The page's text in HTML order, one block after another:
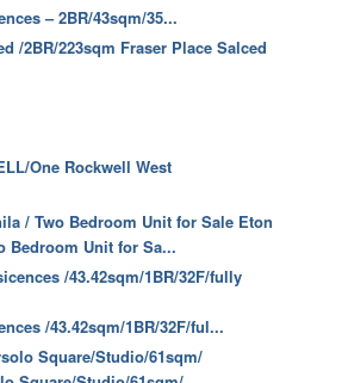
– 2BR/43sqm/35...
Fraser Place Salced
One Rockwell West
Eton
Bedroom Unit for Sa...
/43.42sqm/1BR/32F/ful...